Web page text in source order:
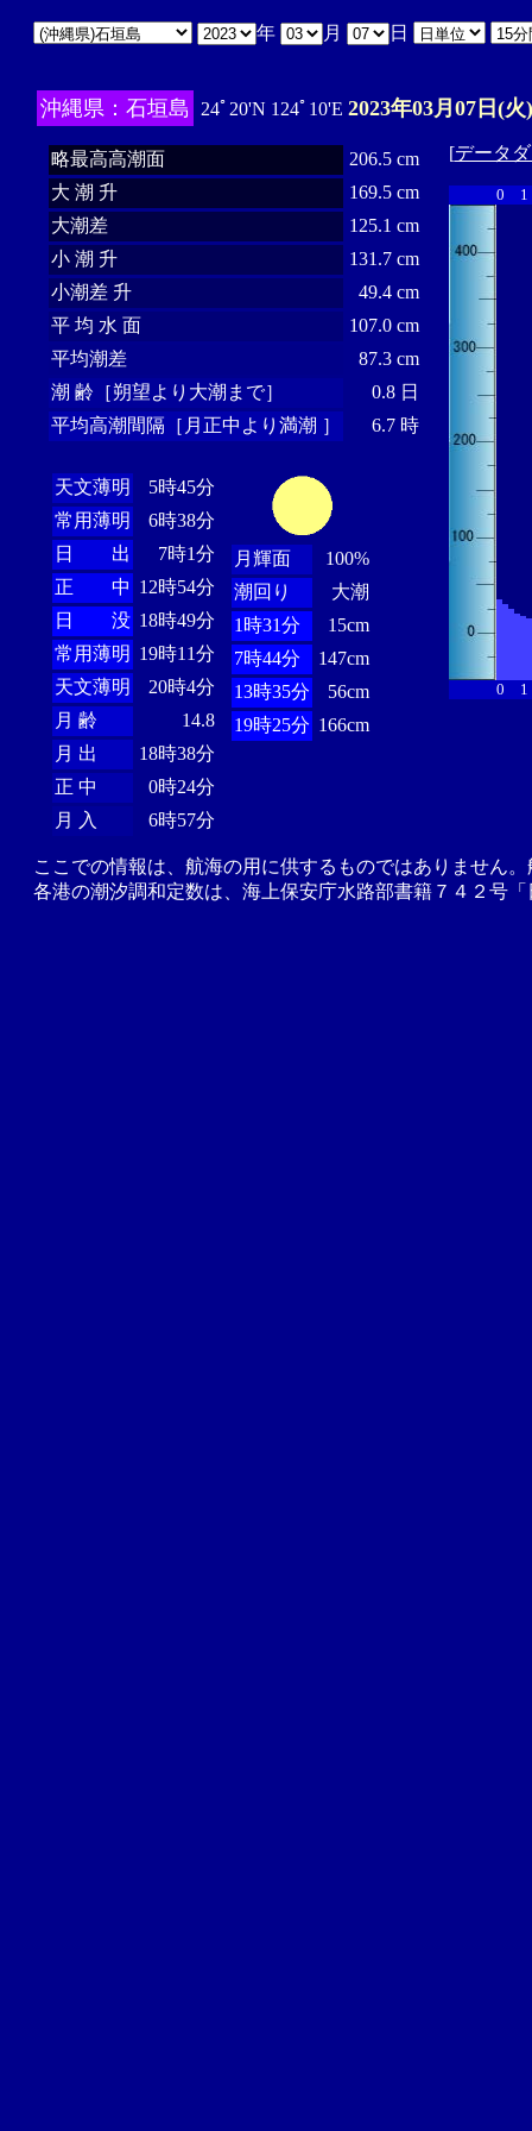
年 月 日
沖縄県：石垣島 24ﾟ20'N 124ﾟ10'E 2023年03月07日(火)
略最高高潮面
206.5 cm
大 潮 升
169.5 cm
大潮差
125.1 cm
小 潮 升
131.7 cm
小潮差 升
49.4 cm
平 均 水 面
107.0 cm
平均潮差
87.3 cm
潮 齢［朔望より大潮まで］
0.8 日
平均高潮間隔［月正中より満潮 ］
6.7 時
天文薄明
5時45分
常用薄明
6時38分
日 出
7時1分
正 中 12時54分
日 没 18時49分
常用薄明 19時11分
天文薄明
20時4分
月 齢
14.8
月 出
18時38分
正 中
0時24分
月 入
6時57分
月輝面
100%
潮回り
大潮
1時31分
15cm
7時44分
147cm
13時35分
56cm
19時25分 166cm
[データ
0 1
0 1
ここでの情報は、航海の用に供するものではありません
各港の潮汐調和定数は、海上保安庁水路部書籍７４２号